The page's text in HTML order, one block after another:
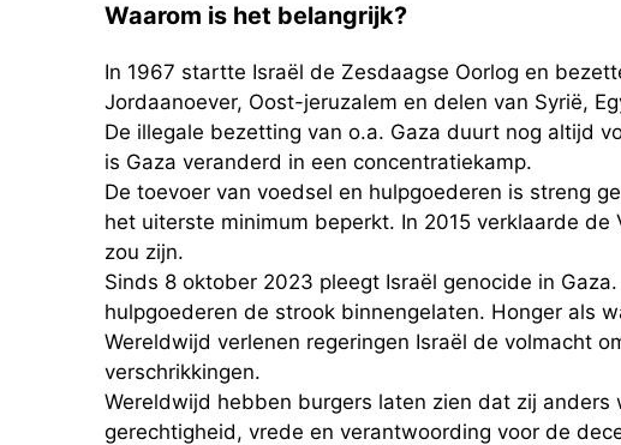
Waarom is het belangrijk?
In 1967 startte Israël de Zesdaagse Oorlog en
Jordaanoever, Oost-jeruzalem en delen van Syrië,
De illegale bezetting van o.a. Gaza duurt nog altijd
is Gaza veranderd in een concentratiekamp.
De toevoer van voedsel en hulpgoederen is streng
het uiterste minimum beperkt. In 2015 verklaarde
zou zijn.
Sinds 8 oktober 2023 pleegt Israël genocide in
hulpgoederen de strook binnengelaten. Honger als
Wereldwijd verlenen regeringen Israël de volmacht
verschrikkingen.
Wereldwijd hebben burgers laten zien dat zij anders
gerechtigheid, vrede en verantwoording voor de